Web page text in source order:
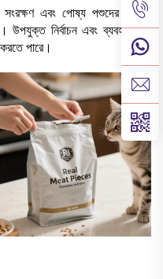
এবং পোষ্য পশুদের সরঞ্জাম
উপযুক্ত নির্বাচন এবং ব্যবহার করে
পারে।